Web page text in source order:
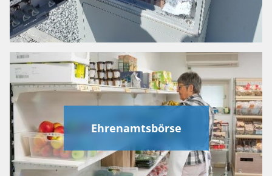
Ehrenamtsbörse